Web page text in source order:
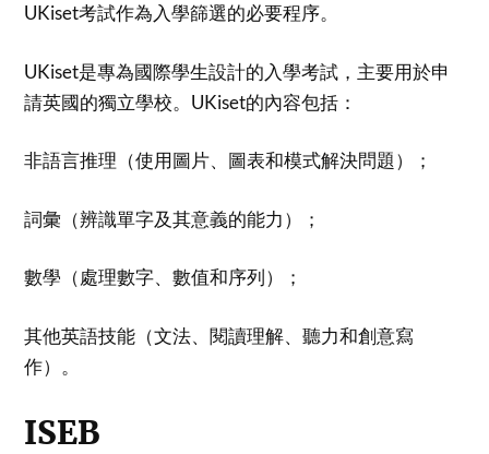
UKiset考試作為入學篩選的必要程序。
UKiset是專為國際學生設計的入學考試，主要用於申
請英國的獨立學校。UKiset的內容包括：
非語言推理（使用圖片、圖表和模式解決問題）；
詞彙（辨識單字及其意義的能力）；
數學（處理數字、數值和序列）；
其他英語技能（文法、閱讀理解、聽力和創意寫
作）。
ISEB